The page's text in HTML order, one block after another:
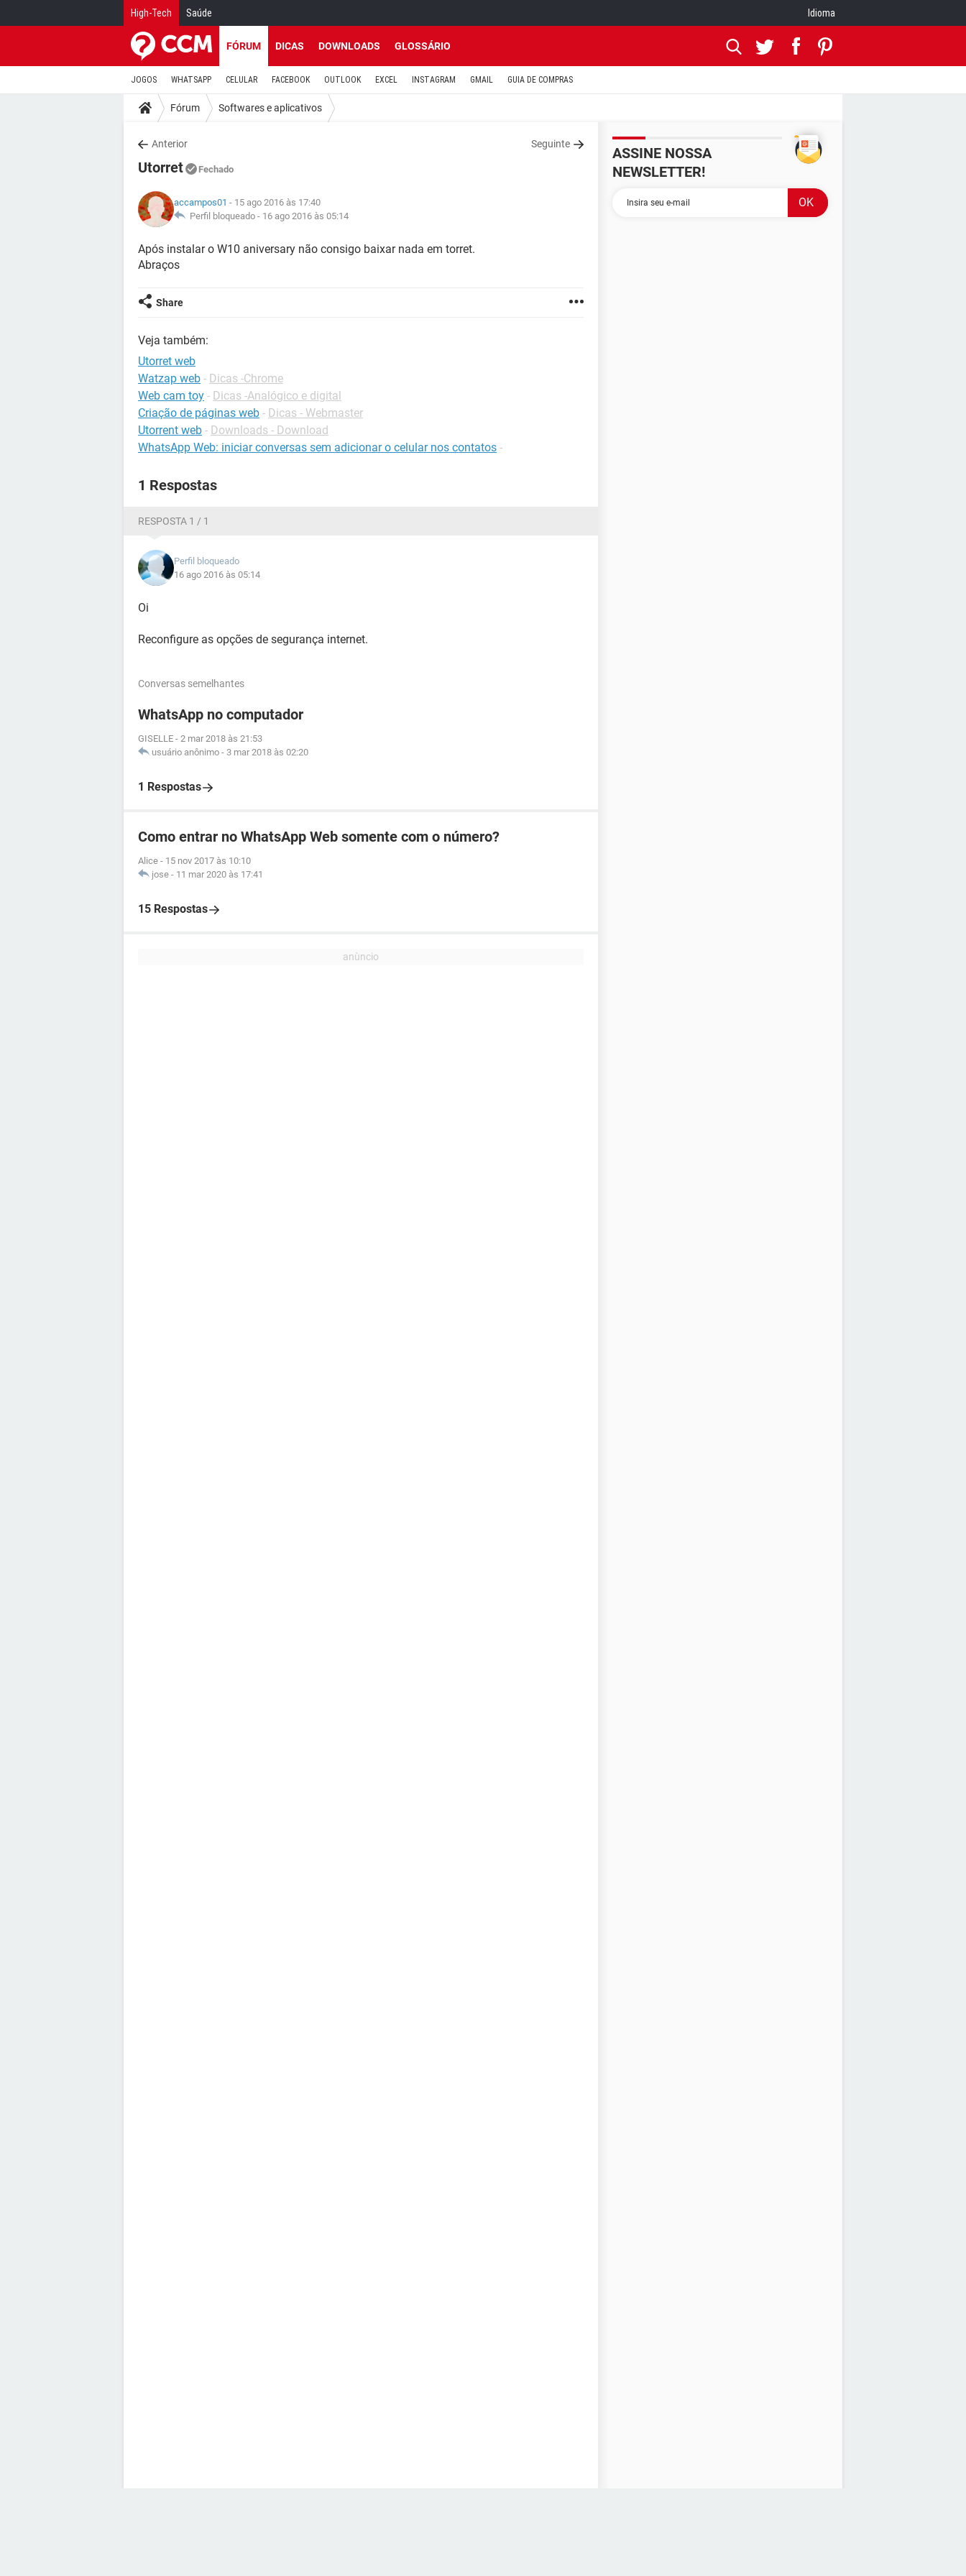
High-Tech Saúde Idioma
FÓRUM DICAS DOWNLOADS GLOSSÁRIO
JOGOS WHATSAPP CELULAR FACEBOOK OUTLOOK EXCEL INSTAGRAM GMAIL GUIA DE COMPRAS
Fórum Softwares e aplicativos
Anterior Seguinte
Utorret Fechado
accampos01 - 15 ago 2016 às 17:40
Perfil bloqueado - 16 ago 2016 às 05:14
Após instalar o W10 aniversary não consigo baixar nada em torret.
Abraços
Share
Veja também:
Utorret web
Watzap web - Dicas -Chrome
Web cam toy - Dicas -Analógico e digital
Criação de páginas web - Dicas - Webmaster
Utorrent web - Downloads - Download
WhatsApp Web: iniciar conversas sem adicionar o celular nos contatos -
1 Respostas
RESPOSTA 1 / 1
Perfil bloqueado
16 ago 2016 às 05:14
Oi
Reconfigure as opções de segurança internet.
Conversas semelhantes
WhatsApp no computador
GISELLE - 2 mar 2018 às 21:53
usuário anônimo - 3 mar 2018 às 02:20
1 Respostas
Como entrar no WhatsApp Web somente com o número?
Alice - 15 nov 2017 às 10:10
jose - 11 mar 2020 às 17:41
15 Respostas
ASSINE NOSSA
NEWSLETTER!